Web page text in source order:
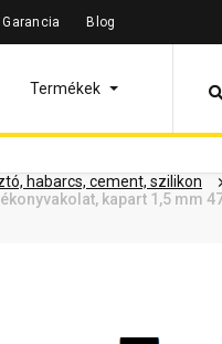
Garancia Blog
Termékek
habarcs, cement, szilikon
kapart 1,5 mm
leírás Termékinformáció